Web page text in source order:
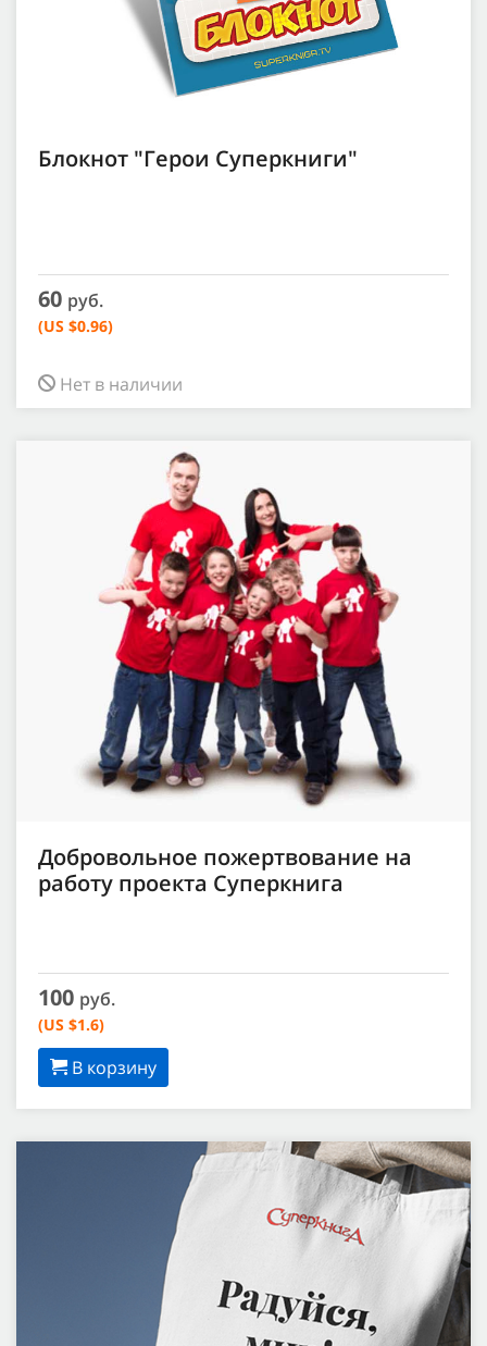
Блокнот "Герои Суперкниги"
60 руб.
(US $0.96)
Нет в наличии
Добровольное пожертвование на
работу проекта Суперкнига
100 руб.
(US $1.6)
В корзину